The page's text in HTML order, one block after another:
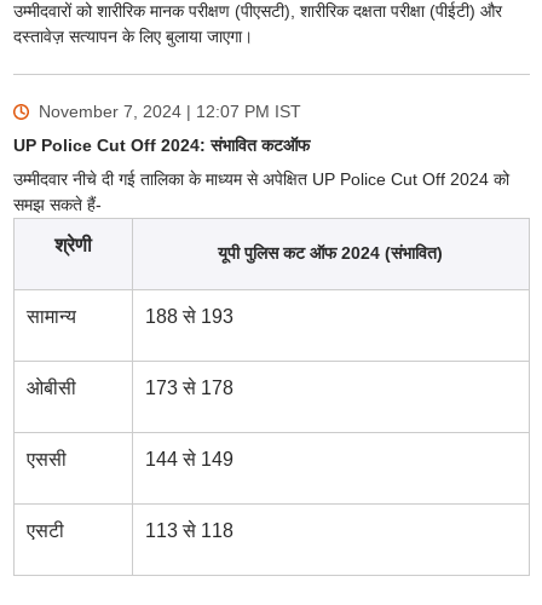
उम्मीदवारों को शारीरिक मानक परीक्षण (पीएसटी), शारीरिक दक्षता परीक्षा (पीईटी) और
दस्तावेज़ सत्यापन के लिए बुलाया जाएगा।
November 7, 2024 | 12:07 PM IST
UP Police Cut Off 2024: संभावित कटऑफ
उम्मीदवार नीचे दी गई तालिका के माध्यम से अपेक्षित UP Police Cut Off 2024 को
समझ सकते हैं-
श्रेणी यूपी पुलिस कट ऑफ 2024 (संभावित)
सामान्य 188 से 193
ओबीसी 173 से 178
एससी 144 से 149
एसटी 113 से 118